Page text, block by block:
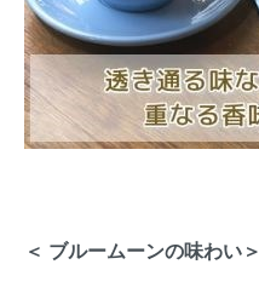
＜ ブルームーンの味わい＞